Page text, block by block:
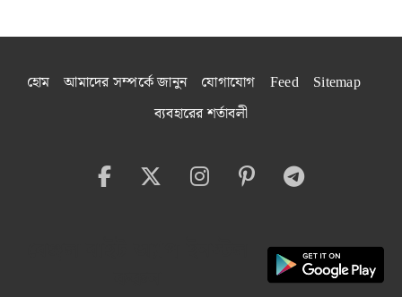
হোম আমাদের সম্পর্কে জানুন যোগাযোগ Feed
Sitemap
ব্যবহারের শর্তাবলী